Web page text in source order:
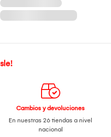
Cambios y devoluciones
En nuestras 26 tiendas a nivel
nacional